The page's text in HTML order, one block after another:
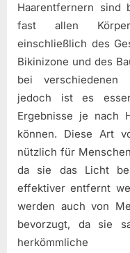
Haarentfernern sind
fast allen
einschließlich des
Bikinizone und des
bei verschiedenen
jedoch ist es
Ergebnisse je nach
können. Diese Art
nützlich für
da sie das Licht
effektiver entfernt
werden auch von
bevorzugt, da sie
herkömmliche